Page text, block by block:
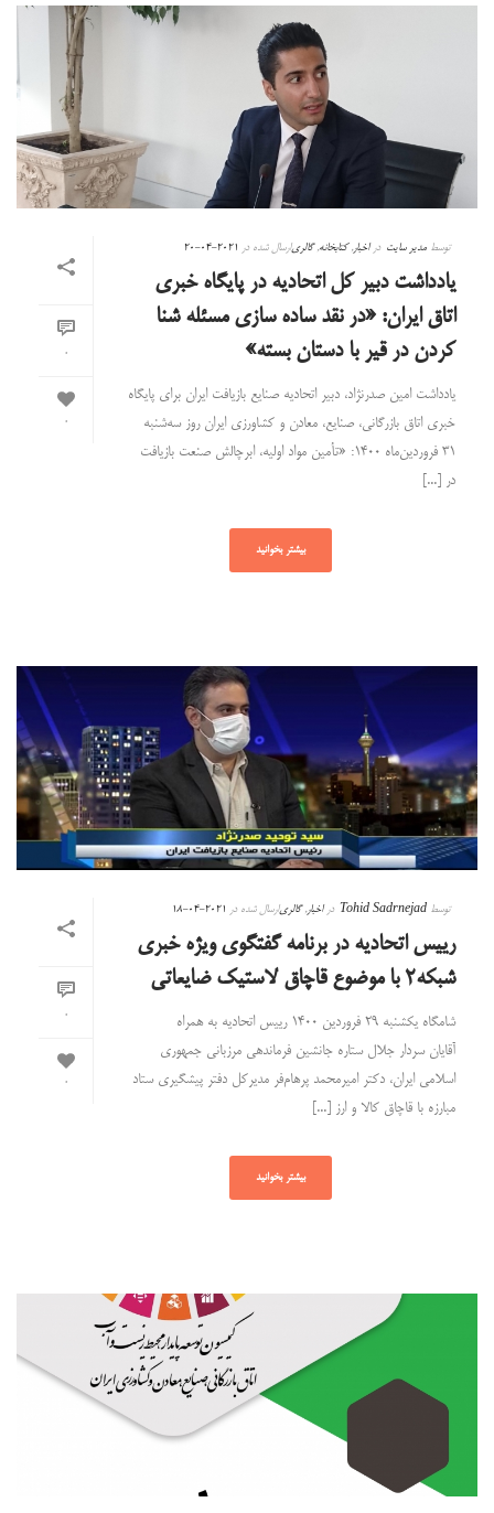
0
0
توسط مدیر سایت دراخبار,کتابخانه,گالریارسال شده در 2021-04-20
یادداشت دبیر کل اتحادیه در پایگاه خبری
اتاق ایران: «در نقد ساده سازی مسئله شنا
کردن در قیر با دستان بسته»
یادداشت امین صدرنژاد، دبیر اتحادیه صنایع بازیافت ایران برای پایگاه
خبری اتاق بازرگانی، صنایع، معادن و کشاورزی ایران روز سه‌شنبه
۳۱ فروردین‌ماه ۱۴۰۰: «تأمین مواد اولیه، ابرچالش صنعت بازیافت
در [...]
بیشتر بخوانید
0
0
توسط Tohid Sadrnejad دراخبار,گالریارسال شده در 2021-04-18
رییس اتحادیه در برنامه گفتگوی ویژه خبری
شبکه۲ با موضوع قاچاق لاستیک ضایعاتی
شامگاه یکشنبه ۲۹ فروردین ۱۴۰۰ رییس اتحادیه به همراه
آقایان سردار جلال ستاره جانشین فرماندهی مرزبانی جمهوری
اسلامی ایران، دکتر امیرمحمد پرهام‌فر مدیرکل دفتر پیشگیری ستاد
مبارزه با قاچاق کالا و ارز [...]
بیشتر بخوانید